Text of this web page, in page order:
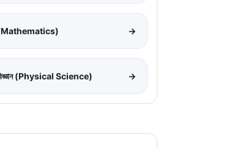
(Mathematics) →
(Physical Science) →